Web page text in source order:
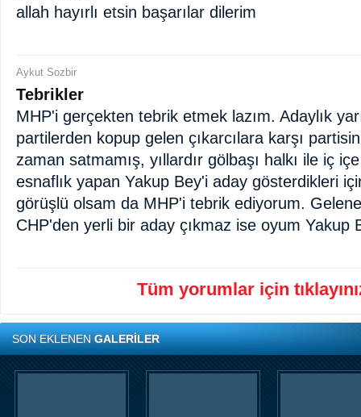
allah hayırlı etsin başarılar dilerim
Aykut Sozbir
Tebrikler
MHP'i gerçekten tebrik etmek lazım. Adaylık
partilerden kopup gelen çıkarcılara karşı
zaman satmamış, yıllardır gölbaşı halkı ile iç
esnaflık yapan Yakup Bey'i aday gösterdikleri
görüşlü olsam da MHP'i tebrik ediyorum.
CHP'den yerli bir aday çıkmaz ise oyum Yakup
Tüm yorumlar için
SON EKLENENGALERİLER